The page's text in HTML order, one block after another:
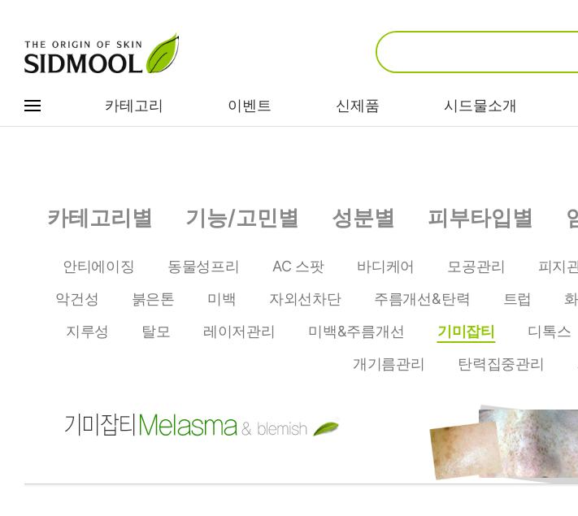
카테고리 이벤트 신제품 시드물소개
카테고리별
성분별
베스트
이벤트
임상별
비누/클렌징
마스크/팩/필링
스킨/토너/미스
앰플/에센스/세
럼
썬케어
트러블/시카
민감/건조/속당
미백/화이트닝/
흔적
안티에이징/주
름/탄력
모공/피지/블랙
헤드
각질관리
장벽케어
카테고리별 기능/고민별 성분별 피부타입별
안티에이징 동물성프리 AC 스팟 바디케어 모공관리 피지
악건성
붉은톤 미백 자외선차단 주름개선&탄력 트럽
지루성
탈모 레이저관리 미백&주름개선 기미잡티 디톡스
개기름관리
탄력집중관리